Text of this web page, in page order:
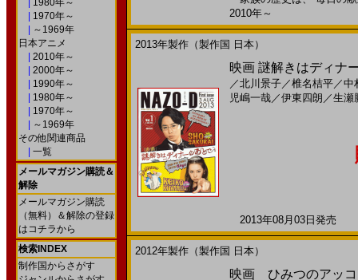
1980年～
1970年～
～1969年
日本アニメ
2010年～
2000年～
1990年～
1980年～
1970年～
～1969年
その他関連商品
一覧
メールマガジン購読＆
解除
メールマガジン購読
（無料）＆解除の登録
はコチラから
検索INDEX
制作国からさがす
2010年～
2013年製作（製作国 日本）
映画 謎解きはディナ
／北川景子／椎名桔平／中
児嶋一哉／伊東四朗 ／生瀬
2013年08月03日発売
2012年製作（製作国 日本）
映画 ひみつのアッコ